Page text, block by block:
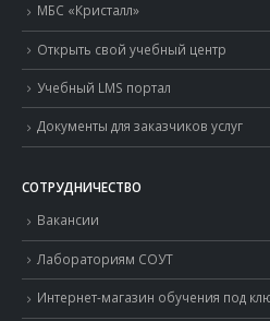
МБС «Кристалл»
Открыть свой учебный центр
Учебный LMS портал
Документы для заказчиков услуг
СОТРУДНИЧЕСТВО
Вакансии
Лабораториям СОУТ
Интернет-магазин обучения под